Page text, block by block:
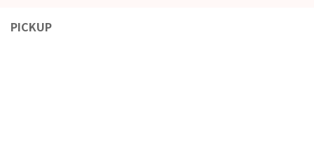
PICKUP